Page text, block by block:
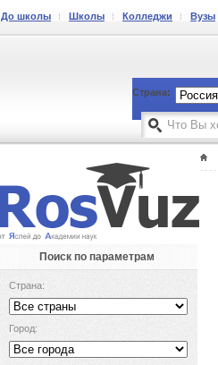
До школы Школы Колледжи Вузы
Страна:
Поиск по параметрам
Страна:
Город: